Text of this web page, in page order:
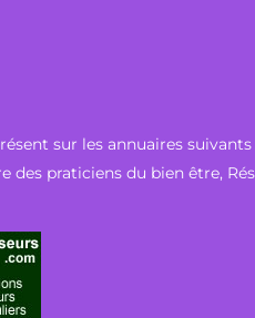
sur les annuaires suivants
des praticiens du bien être,